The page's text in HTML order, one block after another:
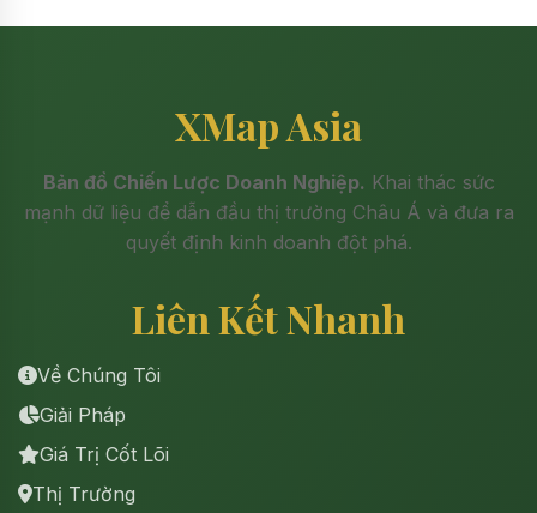
XMap Asia
Bản đồ Chiến Lược Doanh Nghiệp. Khai thác sức
mạnh dữ liệu để dẫn đầu thị trường Châu Á và đưa ra
quyết định kinh doanh đột phá.
Liên Kết Nhanh
Về Chúng Tôi
Giải Pháp
Giá Trị Cốt Lõi
Thị Trường